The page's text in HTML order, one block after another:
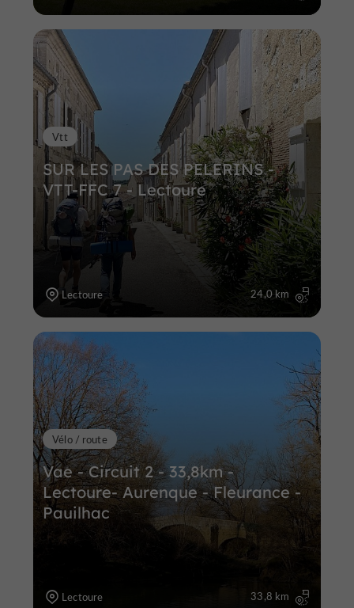
SUR LES PAS DES PELERINS -
VTT-FFC 7 - Lectoure
Vtt
Lectoure 24,0 km
Vae - Circuit 2 - 33,8km -
Lectoure- Aurenque - Fleurance -
Pauilhac
Vélo / route
Lectoure 33,8 km